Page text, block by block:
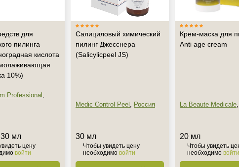
для
пилинга
кислота
10%)
Professional ,
мл
цену
войти
Салициловый химический
пилинг Джесснера
(Salicylicpeel JS)
Medic Control Peel , Россия
30 мл
Чтобы увидеть цену
необходимо войти
Крем-маска для
Anti age cream
La Beaute Medicale,
20 мл
Чтобы увидеть
необходимо войти